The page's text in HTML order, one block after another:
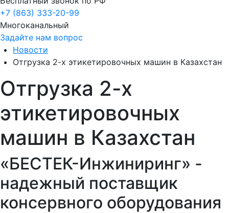
+7 (863) 333-20-99
Многоканальный
Задайте нам вопрос
Новости
Отгрузка 2-х этикетировочных машин в Казахстан
Отгрузка 2-х
этикетировочных
машин в Казахстан
«БЕСТЕК-Инжиниринг» -
надежный поставщик
консервного оборудования